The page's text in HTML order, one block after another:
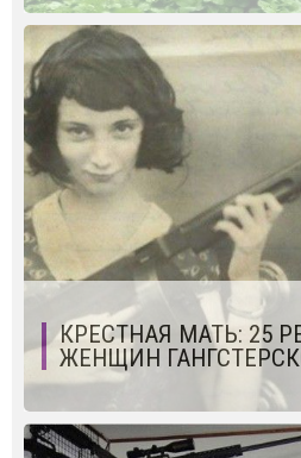
КРЕСТНАЯ МАТЬ: 25
ЖЕНЩИН